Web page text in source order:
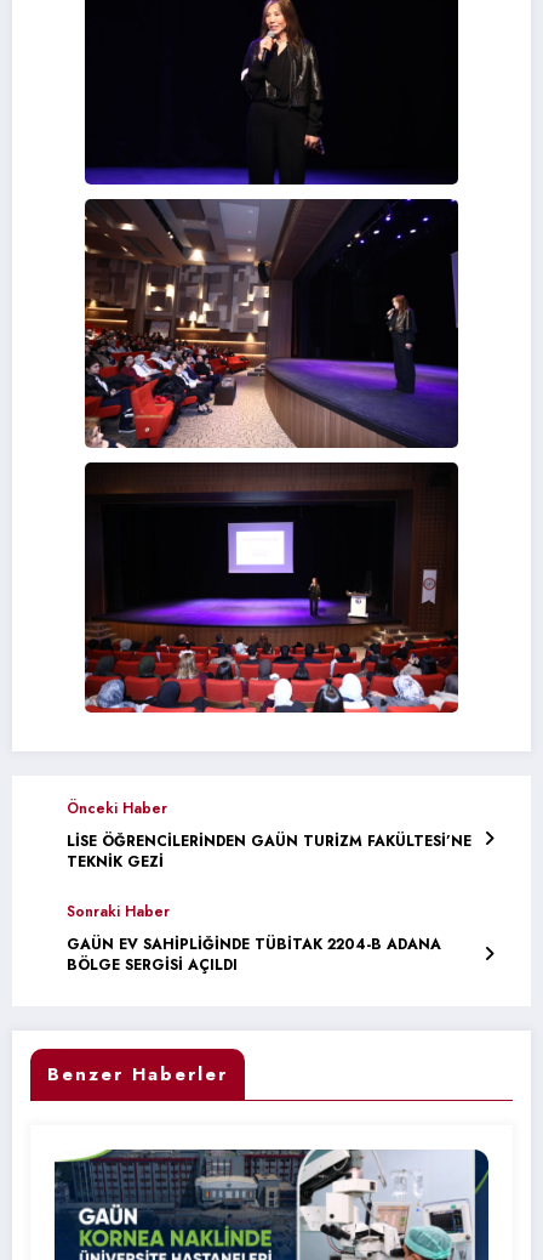
Önceki Haber
LİSE ÖĞRENCİLERİNDEN GAÜN TURİZM FAKÜLTESİ’NE
TEKNİK GEZİ
Sonraki Haber
GAÜN EV SAHİPLİĞİNDE TÜBİTAK 2204-B ADANA
BÖLGE SERGİSİ AÇILDI
Benzer Haberler